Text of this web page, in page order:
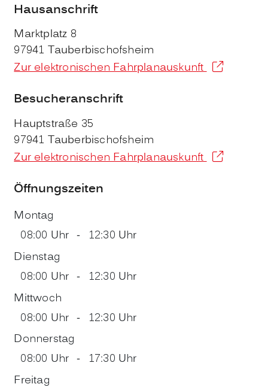
Hausanschrift
Marktplatz 8
97941 Tauberbischofsheim
Zur elektronischen Fahrplanauskunft
Besucheranschrift
Hauptstraße 35
97941 Tauberbischofsheim
Zur elektronischen Fahrplanauskunft
Öffnungszeiten
Montag
08:00 Uhr - 12:30 Uhr
Dienstag
08:00 Uhr - 12:30 Uhr
Mittwoch
08:00 Uhr - 12:30 Uhr
Donnerstag
08:00 Uhr - 17:30 Uhr
Freitag